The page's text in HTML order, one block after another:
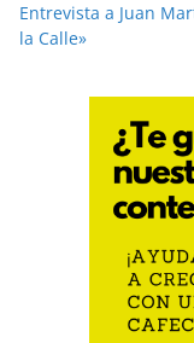
Entrevista a Juan
la Calle»